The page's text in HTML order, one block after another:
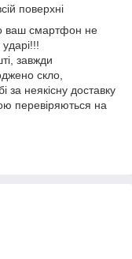
поверхні
ваш смартфон не
завжди
скло,
за неякісну доставку
перевіряються на